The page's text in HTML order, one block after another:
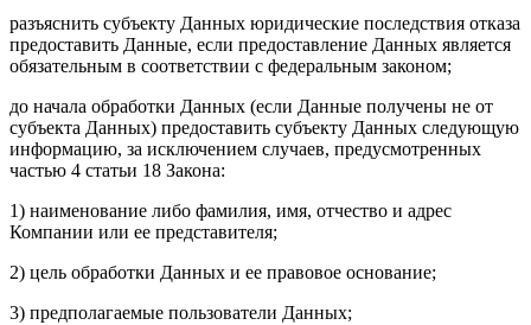
разъяснить субъекту Данных юридические последствия отказа
предоставить Данные, если предоставление Данных является
обязательным в соответствии с федеральным законом;
до начала обработки Данных (если Данные получены не от
субъекта Данных) предоставить субъекту Данных следующую
информацию, за исключением случаев, предусмотренных
частью 4 статьи 18 Закона:
1) наименование либо фамилия, имя, отчество и адрес
Компании или ее представителя;
2) цель обработки Данных и ее правовое основание;
3) предполагаемые пользователи Данных;